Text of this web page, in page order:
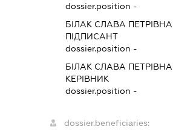
dossier.position -
БІЛАК СЛАВА ПЕТРІВНА
ПІДПИСАНТ
dossier.position -
БІЛАК СЛАВА ПЕТРІВНА
КЕРІВНИК
dossier.position -
dossier.beneficiaries: